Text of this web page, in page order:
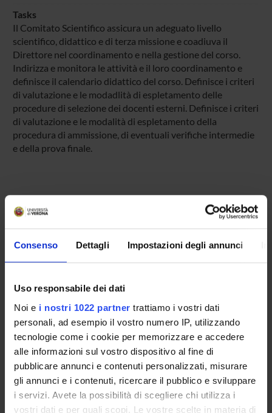
Consenso Dettagli Impostazioni degli annunci
Uso responsabile dei dati
Noi e i nostri 1022 partner trattiamo i vostri dati
personali, ad esempio il vostro numero IP, utilizzando
tecnologie come i cookie per memorizzare e accedere
alle informazioni sul vostro dispositivo al fine di
pubblicare annunci e contenuti personalizzati, misurare
gli annunci e i contenuti, ricercare il pubblico e sviluppare
i servizi. Avete la possibilità di scegliere chi utilizza i
vostri dati e per quali scopi. Le vostre scelte in materia di
Tasks
Il Comitato Scientifico assicura un adeguato livello
scientifico, didattico e di terza missione e coadiuva il
Direttore nel coordinamento e nella gestione del corso.
Indirizza e monitora le attività e il loro coordinamento e
definisce il calendario didattico del corso. Definisce i criteri
di valutazione e le modadlità di espletamento delle
procedure di selezione dei docenti esterni. Definisce i criteri
di valutazione e le modalità di espletamento della
procedura di ammissione, di eventuali verifiche intermedie
e della prova finale.
MEMBERS
Maurizio Montemagno
Matteo Ortino
Maria Grazia Ortoleva
Pasquale Pistone
RECORDS AND DOCUMENTS